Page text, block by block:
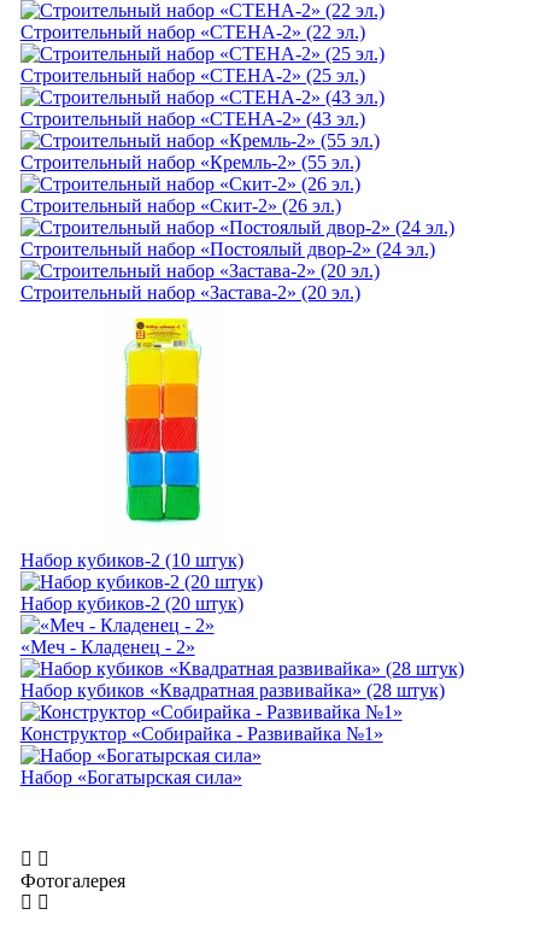
Строительный набор «СТЕНА-2» (22 эл.)
Строительный набор «СТЕНА-2» (25 эл.)
Строительный набор «СТЕНА-2» (43 эл.)
Строительный набор «Кремль-2» (55 эл.)
Строительный набор «Скит-2» (26 эл.)
Строительный набор «Постоялый двор-2» (24 эл.)
Строительный набор «Застава-2» (20 эл.)
Набор кубиков-2 (10 штук)
Набор кубиков-2 (20 штук)
«Меч - Кладенец - 2»
Набор кубиков «Квадратная развивайка» (28 штук)
Конструктор «Собирайка - Развивайка №1»
Набор «Богатырская сила»
Фотогалерея